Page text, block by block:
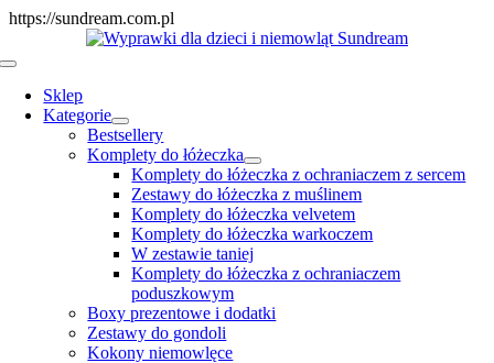
https://sundream.com.pl
to
Toggle
Navigation
Sklep
Kategorie
Bestsellery
Komplety do łóżeczka
Komplety do łóżeczka z ochraniaczem z sercem
Zestawy do łóżeczka z muślinem
Komplety do łóżeczka velvetem
Komplety do łóżeczka warkoczem
W zestawie taniej
Komplety do łóżeczka z ochraniaczem
poduszkowym
Boxy prezentowe i dodatki
Zestawy do gondoli
Kokony niemowlęce